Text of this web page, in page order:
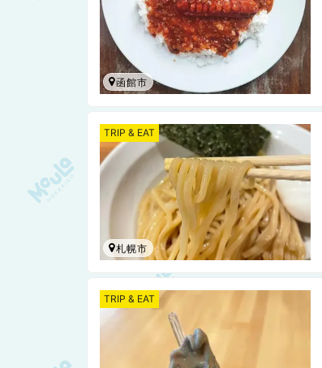
函館市
TRIP & EAT
札幌市
TRIP & EAT